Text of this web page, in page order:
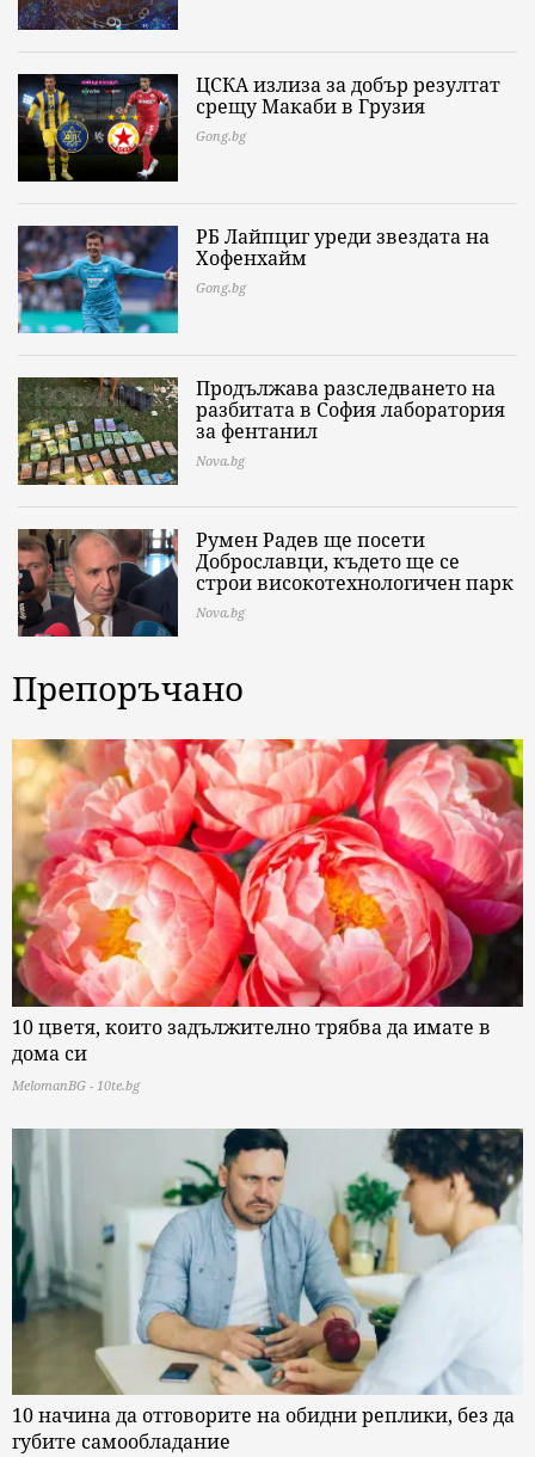
ЦСКА излиза за добър резултат
срещу Макаби в Грузия
Gong.bg
РБ Лайпциг уреди звездата на
Хофенхайм
Gong.bg
Продължава разследването на
разбитата в София лаборатория
за фентанил
Nova.bg
Румен Радев ще посети
Доброславци, където ще се
строи високотехнологичен парк
Nova.bg
Препоръчано
10 цветя, които задължително трябва да имате в
дома си
MelomanBG - 10te.bg
10 начина да отговорите на обидни реплики, без да
губите самообладание